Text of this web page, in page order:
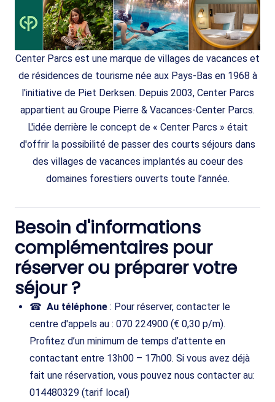
Center Parcs est une marque de villages de vacances et
de résidences de tourisme née aux Pays-Bas en 1968 à
l'initiative de Piet Derksen. Depuis 2003, Center Parcs
appartient au Groupe Pierre & Vacances-Center Parcs.
L'idée derrière le concept de « Center Parcs » était
d'offrir la possibilité de passer des courts séjours dans
des villages de vacances implantés au coeur des
domaines forestiers ouverts toute l’année.
Besoin d'informations
complémentaires pour
réserver ou préparer votre
séjour ?
☎ Au téléphone : Pour réserver, contacter le
centre d'appels au : 070 224900 (€ 0,30 p/m).
Profitez d’un minimum de temps d’attente en
contactant entre 13h00 – 17h00. Si vous avez déjà
fait une réservation, vous pouvez nous contacter au:
014480329 (tarif local)